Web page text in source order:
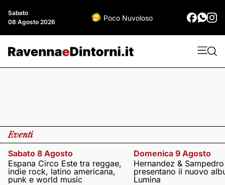
Sabato
08 Agosto 2026
Poco Nuvoloso
Eventi
Sabato 8 Agosto
Espana Circo Este tra reggae,
indie rock, latino americana,
punk e world music
Domenica 9 Agosto
Hernandez & Sampedro
presentano il nuovo
Lumina